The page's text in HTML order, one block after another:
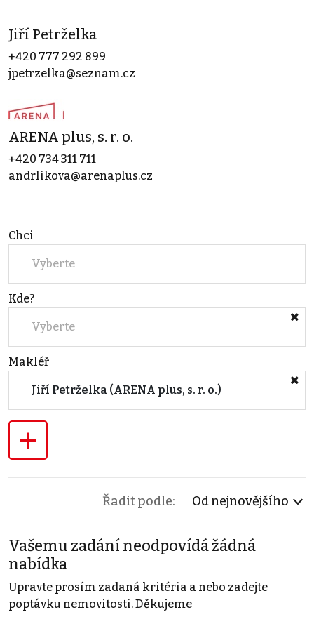
Jiří Petrželka
+420 777 292 899
jpetrzelka@seznam.cz
ARENA plus, s. r. o.
+420 734 311 711
andrlikova@arenaplus.cz
Chci
Vyberte
Kde?
Vyberte
Makléř
Jiří Petrželka (ARENA plus, s. r. o.)
+
Řadit podle: Od nejnovějšího
Vašemu zadání neodpovídá žádná
nabídka
Upravte prosím zadaná kritéria a nebo zadejte
poptávku nemovitosti. Děkujeme